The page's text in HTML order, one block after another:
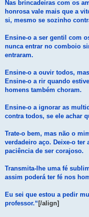
Nas brincadeiras com os
honrosa vale mais que a
si, mesmo se sozinho
Ensine-o a ser gentil com
nunca entrar no comboio
entraram.
Ensine-o a ouvir todos,
Ensine-o a rir quando
homens também choram.
Ensine-o a ignorar as
contra todos, se ele achar
Trate-o bem, mas não o
verdadeiro aço. Deixe-o ter
paciência de ser corajoso.
Transmita-lhe uma fé
assim poderá ter fé nos
Eu sei que estou a pedir
professor.“ [/align]